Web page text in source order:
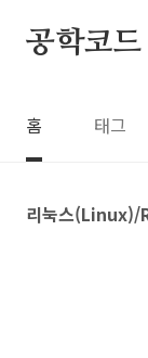
공학코
홈 태그
리눅스